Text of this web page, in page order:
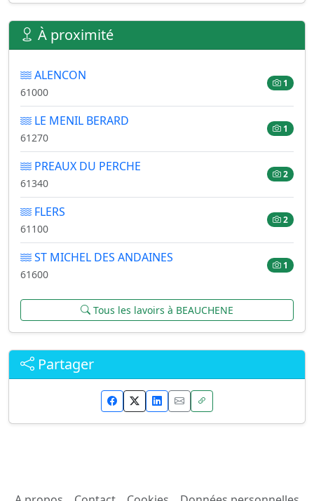
À proximité
ALENCON
61000
1
LE MENIL BERARD
61270
1
PREAUX DU PERCHE
61340
2
FLERS
61100
2
ST MICHEL DES ANDAINES
61600
1
Tous les lavoirs à BEAUCHENE
Partager